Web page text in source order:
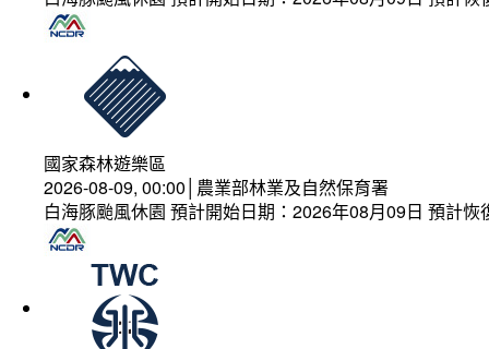
國家森林遊樂區
2026-08-09, 00:00│農業部林業及自然保育署
白海豚颱風休園 預計開始日期：2026年08月09日 預計